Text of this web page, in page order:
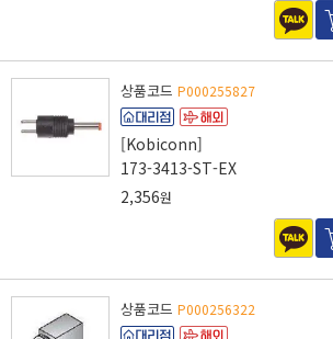
상품코드 P000255827
[Kobiconn]
173-3413-ST-EX
2,356원
상품코드 P000256322